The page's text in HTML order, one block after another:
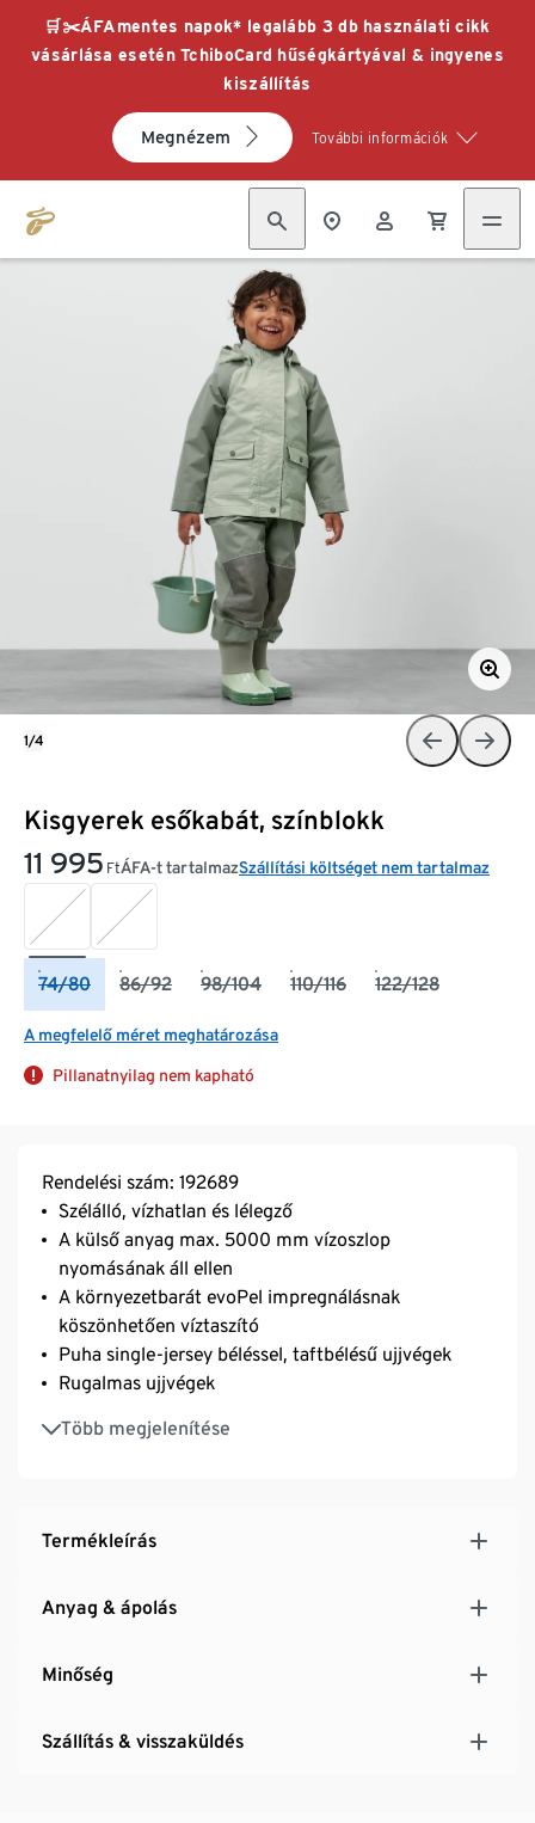
🛒✂️ÁFAmentes napok* legalább 3 db használati cikk
vásárlása esetén TchiboCard hűségkártyával & ingyenes
kiszállítás
Megnézem További információk
Kisgyerek esőkabát, színblokk
11 995 FtÁFA-t tartalmazSzállítási költséget nem tartalmaz
74/80 86/92 98/104 110/116 122/128
A megfelelő méret meghatározása
Pillanatnyilag nem kapható
1/4
Rendelési szám: 192689
Szélálló, vízhatlan és lélegző
A külső anyag max. 5000 mm vízoszlop
nyomásának áll ellen
A környezetbarát evoPel impregnálásnak
köszönhetően víztaszító
Puha single-jersey béléssel, taftbélésű ujjvégek
Rugalmas ujjvégek
Több megjelenítése
Lezárt varrások
Fényvisszaverő dizájnelemekkel
tépőzáras záráshoz
Termékleírás
Anyag & ápolás
Minőség
Szállítás & visszaküldés